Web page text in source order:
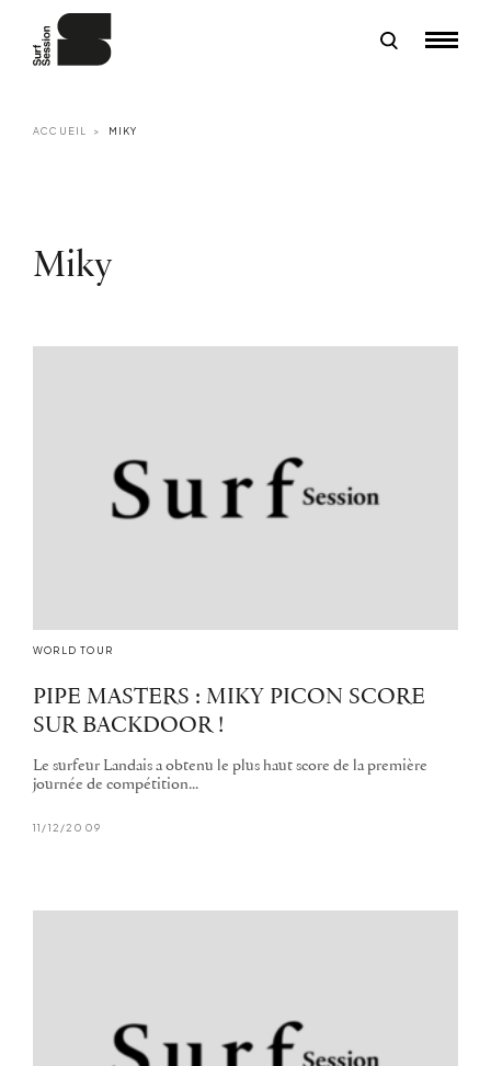
ACCUEIL MIKY
Miky
WORLD TOUR
PIPE MASTERS : MIKY PICON SCORE
SUR BACKDOOR !
Le surfeur Landais a obtenu le plus haut score de la première
journée de compétition...
11/12/2009